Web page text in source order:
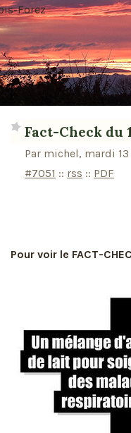
Forez
Fact-Check du
Par michel, mardi
#7051 :: rss :: PDF
Pour voir le FACT-